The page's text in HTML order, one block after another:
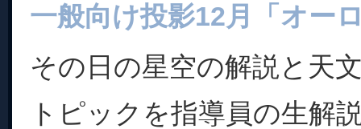
一般向け投影12月「オー
その日の星空の解説と天
トピックを指導員の生解